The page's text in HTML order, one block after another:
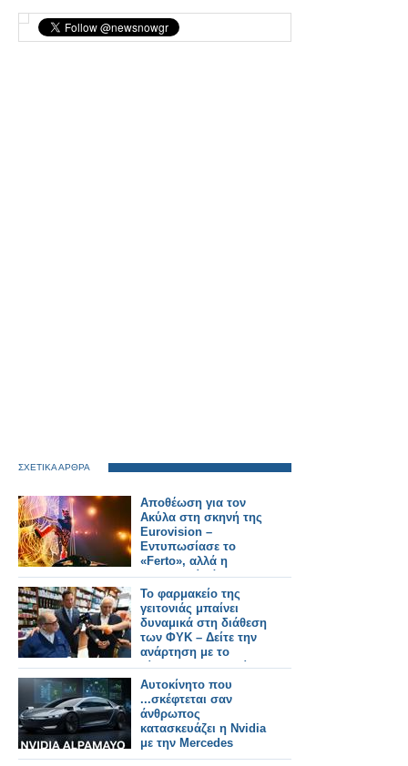
ΣΧΕΤΙΚΑ ΑΡΘΡΑ
Αποθέωση για τον
Ακύλα στη σκηνή της
Eurovision –
Εντυπωσίασε το
«Ferto», αλλά η
σκηνοθεσία άφησε
ερωτήματα - Δείτε την
εμφάνιση σε Video
Το φαρμακείο της
γειτονιάς μπαίνει
δυναμικά στη διάθεση
των ΦΥΚ – Δείτε την
ανάρτηση με το
βίντεο του Υπ.Υγείας
Αδωνη Γεωργιάδη
(video)
Αυτοκίνητο που
...σκέφτεται σαν
άνθρωπος
κατασκευάζει η Nvidia
με την Mercedes
(video)